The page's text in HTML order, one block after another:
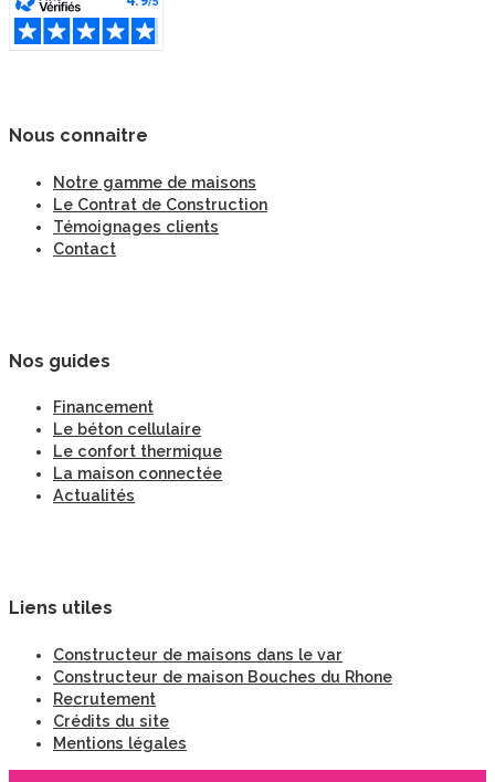
Nous connaitre
Notre gamme de maisons
Le Contrat de Construction
Témoignages clients
Contact
Nos guides
Financement
Le béton cellulaire
Le confort thermique
La maison connectée
Actualités
Liens utiles
Constructeur de maisons dans le var
Constructeur de maison Bouches du Rhone
Recrutement
Crédits du site
Mentions légales